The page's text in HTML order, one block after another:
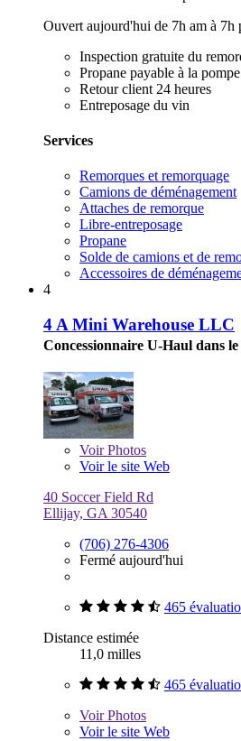
Ouvert aujourd'hui de 7h am à 7h
Inspection gratuite du
Propane payable à la pompe
Retour client 24 heures
Entreposage du vin
Services
Remorques et remorquage
Camions de déménagement
Attaches de remorque
Libre-entreposage
Propane
Solde de camions et de
Accessoires de
4
4 A Mini Warehouse LLC
Concessionnaire U-Haul dans le
VoirPhotos
Voir le site Web
40 Soccer Field Rd
Ellijay, GA 30540
(706) 276-4306
Fermé aujourd'hui
465
Distance estimée
11,0 milles
465
VoirPhotos
Voir le site Web